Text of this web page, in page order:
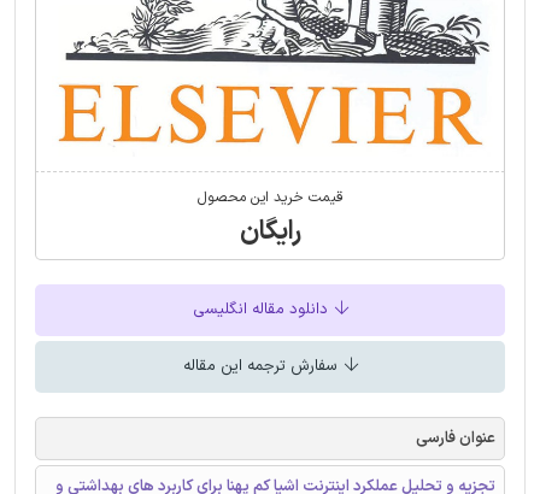
قیمت خرید این محصول
رایگان
دانلود مقاله انگلیسی
سفارش ترجمه این مقاله
عنوان فارسی
تجزیه و تحلیل عملکرد اینترنت اشیا کم پهنا برای کاربرد های بهداشتی و